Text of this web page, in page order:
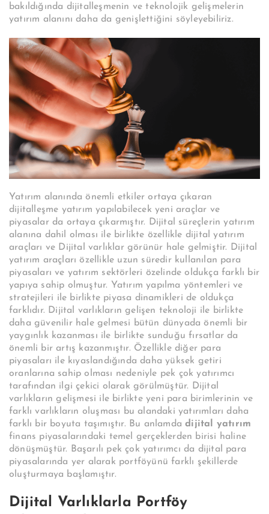
bakıldığında dijitalleşmenin ve teknolojik gelişmelerin
yatırım alanını daha da genişlettiğini söyleyebiliriz.
Yatırım alanında önemli etkiler ortaya çıkaran
dijitalleşme yatırım yapılabilecek yeni araçlar ve
piyasalar da ortaya çıkarmıştır. Dijital süreçlerin yatırım
alanına dahil olması ile birlikte özellikle dijital yatırım
araçları ve Dijital varlıklar görünür hale gelmiştir. Dijital
yatırım araçları özellikle uzun süredir kullanılan para
piyasaları ve yatırım sektörleri özelinde oldukça farklı bir
yapıya sahip olmuştur. Yatırım yapılma yöntemleri ve
stratejileri ile birlikte piyasa dinamikleri de oldukça
farklıdır. Dijital varlıkların gelişen teknoloji ile birlikte
daha güvenilir hale gelmesi bütün dünyada önemli bir
yaygınlık kazanması ile birlikte sunduğu fırsatlar da
önemli bir artış kazanmıştır. Özellikle diğer para
piyasaları ile kıyaslandığında daha yüksek getiri
oranlarına sahip olması nedeniyle pek çok yatırımcı
tarafından ilgi çekici olarak görülmüştür. Dijital
varlıkların gelişmesi ile birlikte yeni para birimlerinin ve
farklı varlıkların oluşması bu alandaki yatırımları daha
farklı bir boyuta taşımıştır. Bu anlamdadijital yatırım
finans piyasalarındaki temel gerçeklerden birisi haline
dönüşmüştür. Başarılı pek çok yatırımcı da dijital para
piyasalarında yer alarak portföyünü farklı şekillerde
oluşturmaya başlamıştır.
Dijital Varlıklarla Portföy